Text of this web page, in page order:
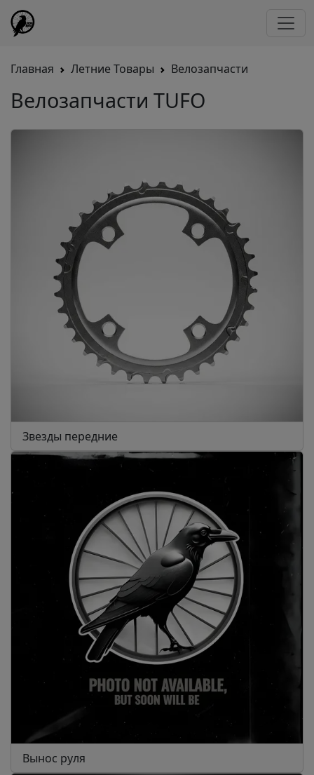
Главная Летние Товары Велозапчасти
Велозапчасти TUFO
Звезды передние
Вынос руля